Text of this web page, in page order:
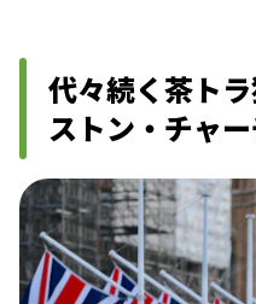
代々続く茶ト
ストン・チャー